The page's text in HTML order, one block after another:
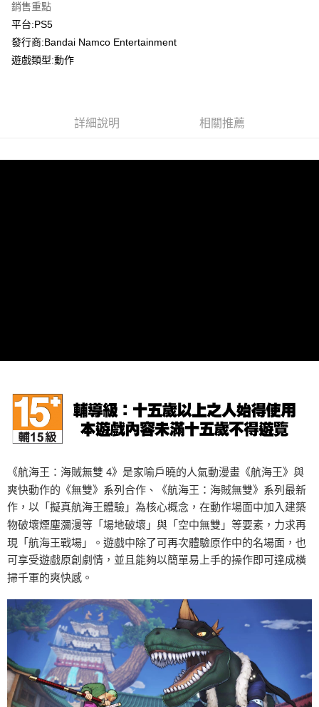
Apple Pay
街口支付
運送方式
宅配(1-2天到貨)
每筆NT$200，滿NT$1,790(含以上)免運費
每筆NT$200
銷售重點
平台:PS5
發行商:Bandai Namco Entertainment
遊戲類型:動作
詳細說明 相關推薦
《航海王：海賊無雙 4》是家喻戶曉的人氣動漫畫《航海王》與
爽快動作的《無雙》系列合作、《航海王：海賊無雙》系列最新
作，以「擬真航海王體驗」為核心概念，在動作場面中加入建築
物破壞煙塵瀰漫等「場地破壞」與「空中無雙」等要素，力求再
現「航海王戰場」。 遊戲中除了可再次體驗原作中的名場面，也
可享受遊戲原創劇情，並且能夠以簡單易上手的操作即可達成橫
掃千軍的爽快感。